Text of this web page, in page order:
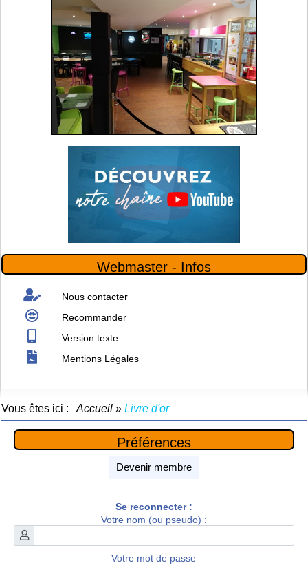
Webmaster - Infos
Nous contacter
Recommander
Version texte
Mentions Légales
Vous êtes ici : Accueil»Livre d'or
Préférences
Devenir membre
Se reconnecter :
Votre nom (ou pseudo) :
Votre mot de passe